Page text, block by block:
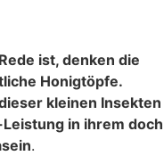
ist, denken die
Honigtöpfe.
kleinen Insekten
in ihrem doch
.